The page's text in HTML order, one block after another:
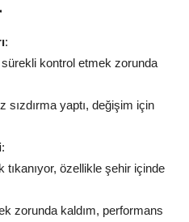
:
kontrol etmek zorunda
sızdırma yaptı, değişim için
:
tıkanıyor, özellikle şehir içinde
zorunda kaldım, performans